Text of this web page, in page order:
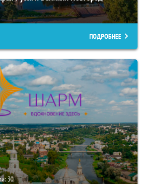
ПОДРОБНЕЕ
30